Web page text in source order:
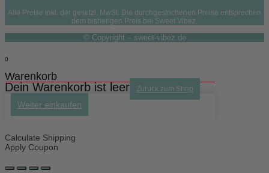
Alle Preise inkl. der gesetzl. MwSt. Die durchgestrichenen Preise entsprechen
dem bisherigen Preis bei Sweet Vibez.
© Copyright – sweet-vibez.de
0
Warenkorb
Dein Warenkorb ist leer Zurück zum Shop
Weiter einkaufen
Calculate Shipping
Apply Coupon